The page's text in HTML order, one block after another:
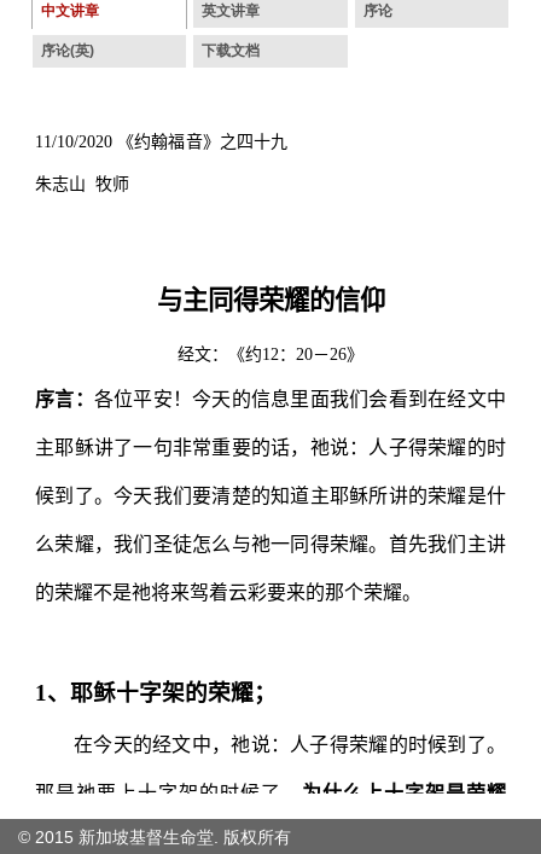
中文讲章 英文讲章 序论
序论(英) 下载文档
© 2015 新加坡基督生命堂. 版权所有